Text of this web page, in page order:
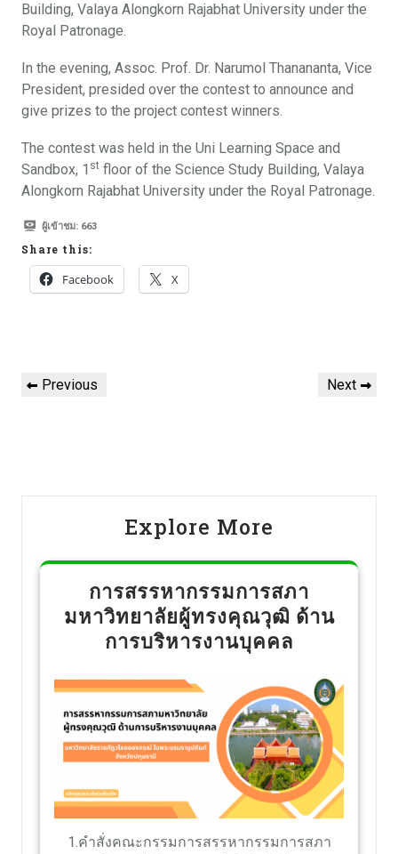
Building, Valaya Alongkorn Rajabhat University under the
Royal Patronage.
In the evening, Assoc. Prof. Dr. Narumol Thanananta, Vice
President, presided over the contest to announce and
give prizes to the project contest winners.
The contest was held in the Uni Learning Space and
Sandbox, 1 st floor of the Science Study Building, Valaya
Alongkorn Rajabhat University under the Royal Patronage.
ผู้เข้าชม: 663
Share this:
Facebook X
Previous Next
Explore More
การสรรหากรรมการสภา
มหาวิทยาลัยผู้ทรงคุณวุฒิ ด้าน
การบริหารงานบุคคล
1.คำสั่งคณะกรรมการสรรหากรรมการสภา